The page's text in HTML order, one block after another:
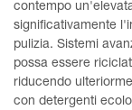
contempo
significativamente
pulizia. Sistemi
possa essere
riducendo
con detergenti